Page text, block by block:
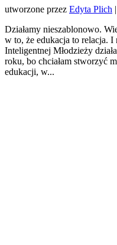
utworzone przez Edyta Plich |
Działamy nieszablonowo.
w to, że edukacja to relacja.
Inteligentnej Młodzieży
roku, bo chciałam stworzyć
edukacji, w...